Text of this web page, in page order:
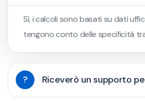
Sì, i calcoli sono basati su dati
tengono conto delle specificità
? Riceverò un supporto